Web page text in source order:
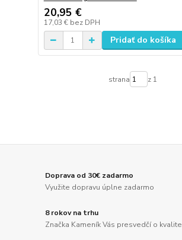
20,95 €
17,03 € bez DPH
Pridať do košíka
strana z 1
Doprava od 30€ zadarmo
Využite dopravu úplne zadarmo
8 rokov na trhu
Značka Kameník Vás presvedčí o kvalite